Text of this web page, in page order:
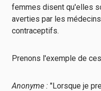
femmes disent qu'elles
averties par les
contraceptifs.
Prenons l'exemple de
Anonyme : "Lorsque je